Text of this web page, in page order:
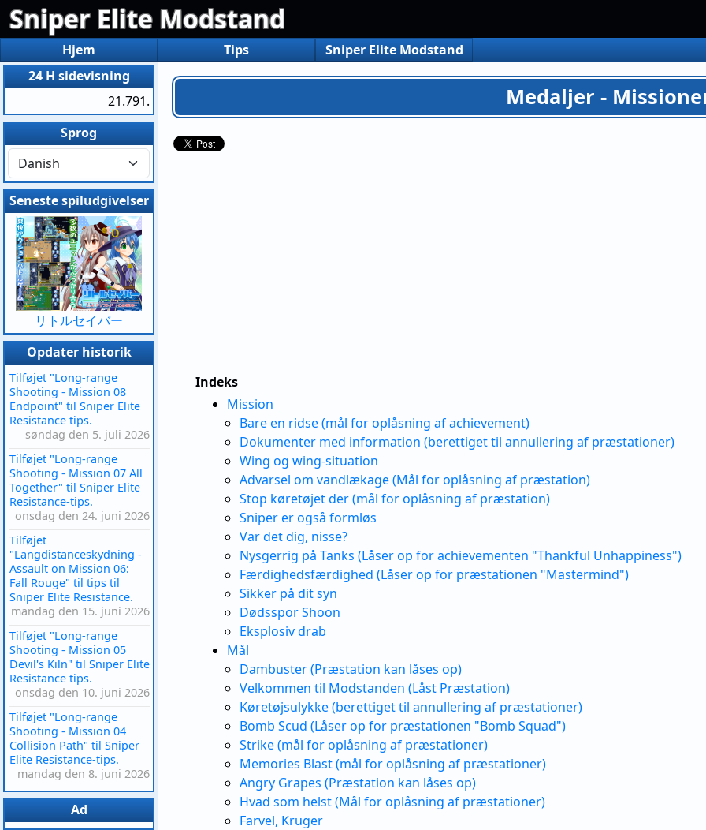
Sniper Elite Modstand
Hjem Tips Sniper Elite Modstand
Medaljer -
Indeks
Mission
Bare en ridse (mål for oplåsning af achievement)
Dokumenter med information (berettiget til annullering af præstationer)
Wing og wing-situation
Advarsel om vandlækage (Mål for oplåsning af præstation)
Stop køretøjet der (mål for oplåsning af præstation)
Sniper er også formløs
Var det dig, nisse?
Nysgerrig på Tanks (Låser op for achievementen "Thankful Unhappiness")
Færdighedsfærdighed (Låser op for præstationen "Mastermind")
Sikker på dit syn
Dødsspor Shoon
Eksplosiv drab
Mål
Dambuster (Præstation kan låses op)
Velkommen til Modstanden (Låst Præstation)
Køretøjsulykke (berettiget til annullering af præstationer)
Bomb Scud (Låser op for præstationen "Bomb Squad")
Strike (mål for oplåsning af præstationer)
Memories Blast (mål for oplåsning af præstationer)
Angry Grapes (Præstation kan låses op)
Hvad som helst (Mål for oplåsning af præstationer)
Farvel, Kruger
24 H sidevisning
21.791.
Sprog
Seneste spiludgivelser
リトルセイバー
Opdater historik
Tilføjet "Long-range
Shooting - Mission 08
Endpoint" til Sniper Elite
Resistance tips.
søndag den 5. juli 2026
Tilføjet "Long-range
Shooting - Mission 07 All
Together" til Sniper Elite
Resistance-tips.
onsdag den 24. juni 2026
Tilføjet
"Langdistanceskydning -
Assault on Mission 06:
Fall Rouge" til tips til
Sniper Elite Resistance.
mandag den 15. juni 2026
Tilføjet "Long-range
Shooting - Mission 05
Devil's Kiln" til Sniper Elite
Resistance tips.
onsdag den 10. juni 2026
Tilføjet "Long-range
Shooting - Mission 04
Collision Path" til Sniper
Elite Resistance-tips.
mandag den 8. juni 2026
Ad